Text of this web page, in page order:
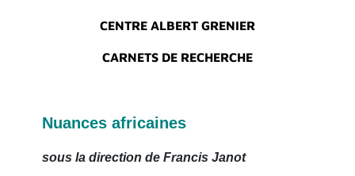
CENTRE ALBERT GRENIER
CARNETS DE RECHERCHE
Nuances africaines
sous la direction de Francis Janot